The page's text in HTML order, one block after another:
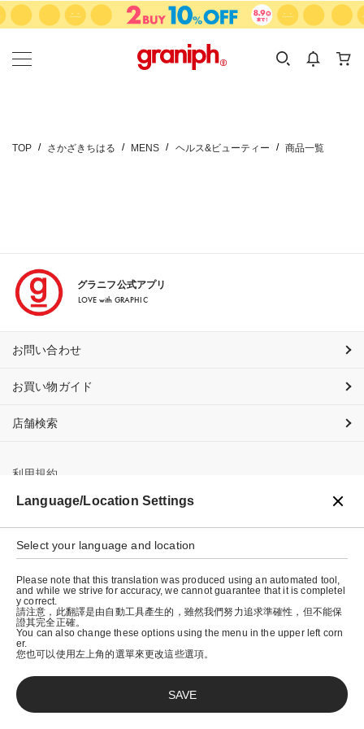
カテゴリーから探す
KIDS
カテゴリ
サイズ
TOP さかざきちはる MENS ヘルス&ビューティー 商品一覧
グラニフ公式アプリ
LOVE with GRAPHIC
お問い合わせ
お買い物ガイド
店舗検索
利用規約
プライバシーポリシー
特定商取引法に基づく表示
会社概要
© graniph inc.
Language/Location Settings
Select your language and location
Please note that this translation was produced using an automated tool,
and while we strive for accuracy, we cannot guarantee that it is completel
y correct.
請注意，此翻譯是由自動工具產生的，雖然我們努力追求準確性，但不能保
證其完全正確。
You can also change these options using the menu in the upper left corn
er.
您也可以使用左上角的選單來更改這些選項。
SAVE